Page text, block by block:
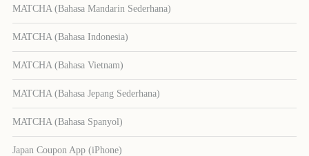
MATCHA (Bahasa Mandarin Sederhana)
MATCHA (Bahasa Indonesia)
MATCHA (Bahasa Vietnam)
MATCHA (Bahasa Jepang Sederhana)
MATCHA (Bahasa Spanyol)
Japan Coupon App (iPhone)